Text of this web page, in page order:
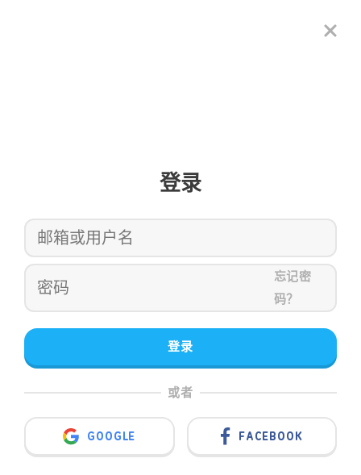
登录
忘记密
码？
登录
或者
GOOGLE FACEBOOK